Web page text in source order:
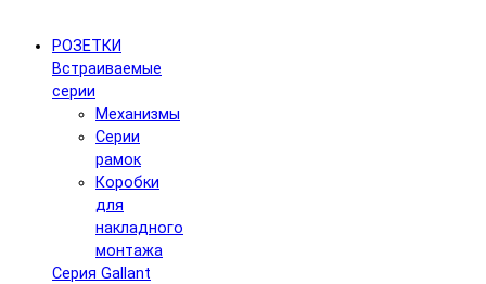
РОЗЕТКИ
Встраиваемые
серии
Механизмы
Серии
рамок
Коробки
для
накладного
монтажа
Серия Gallant